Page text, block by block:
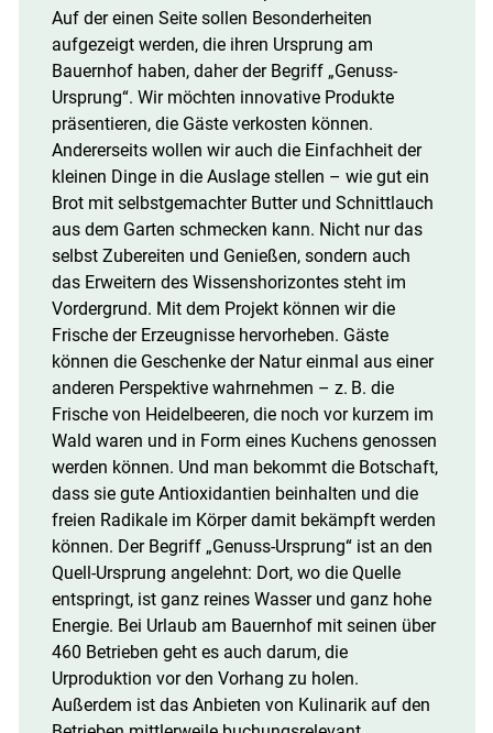
Auf der einen Seite sollen Besonderheiten
aufgezeigt werden, die ihren Ursprung am
Bauernhof haben, daher der Begriff „Genuss-
Ursprung“. Wir möchten innovative Produkte
präsentieren, die Gäste verkosten können.
Andererseits wollen wir auch die Einfachheit der
kleinen Dinge in die Auslage stellen – wie gut ein
Brot mit selbstgemachter Butter und Schnittlauch
aus dem Garten schmecken kann. Nicht nur das
selbst Zubereiten und Genießen, sondern auch
das Erweitern des Wissenshorizontes steht im
Vordergrund. Mit dem Projekt können wir die
Frische der Erzeugnisse hervorheben. Gäste
können die Geschenke der Natur einmal aus einer
anderen Perspektive wahrnehmen – z. B. die
Frische von Heidelbeeren, die noch vor kurzem im
Wald waren und in Form eines Kuchens genossen
werden können. Und man bekommt die Botschaft,
dass sie gute Antioxidantien beinhalten und die
freien Radikale im Körper damit bekämpft werden
können. Der Begriff „Genuss-Ursprung“ ist an den
Quell-Ursprung angelehnt: Dort, wo die Quelle
entspringt, ist ganz reines Wasser und ganz hohe
Energie. Bei Urlaub am Bauernhof mit seinen über
460 Betrieben geht es auch darum, die
Urproduktion vor den Vorhang zu holen.
Außerdem ist das Anbieten von Kulinarik auf den